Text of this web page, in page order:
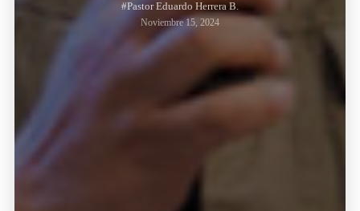
#Pastor Eduardo Herrera B.
Noviembre 15, 2024